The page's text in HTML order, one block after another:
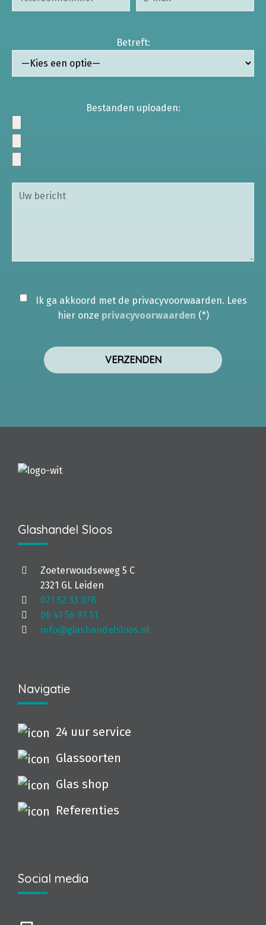
Betreft:
Bestanden uploaden:
Ik ga akkoord met de privacyvoorwaarden. Lees
hier onze privacyvoorwaarden (*)
Glashandel Sloos
Zoeterwoudseweg 5 C
2321 GL Leiden
071 52 33 078
06 41 56 97 51
info@glashandelsloos.nl
Navigatie
24 uur service
Glassoorten
Glas shop
Referenties
Social media